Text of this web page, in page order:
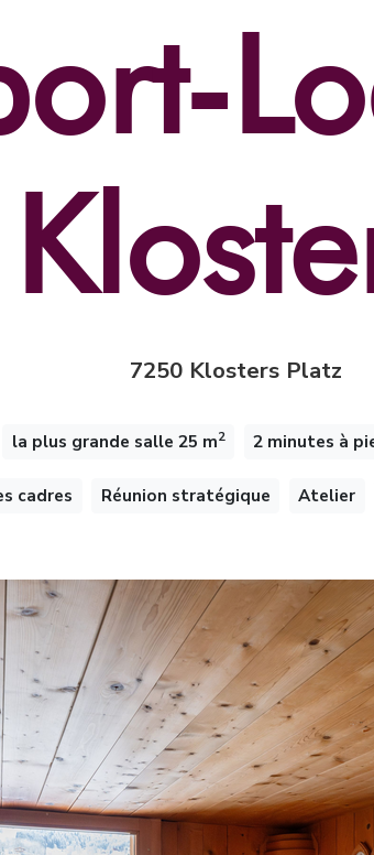
7250 Klosters Platz
la plus grande salle 25 m2 2 minutes à
cadres Réunion stratégique Atelier